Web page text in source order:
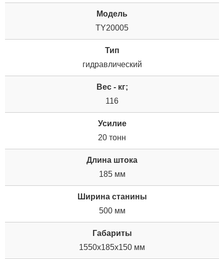
Модель
TY20005
Тип
гидравлический
Вес - кг;
116
Усилие
20 тонн
Длина штока
185 мм
Ширина станины
500 мм
Габариты
1550x185x150 мм